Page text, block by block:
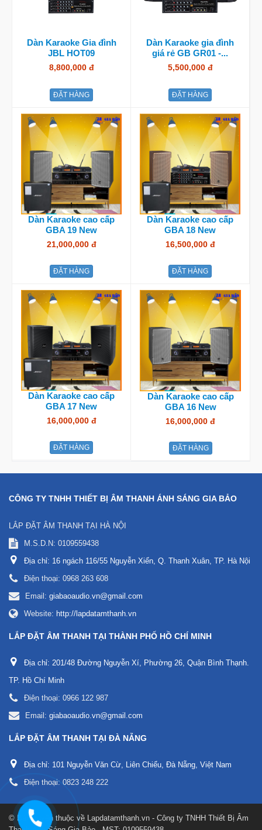
Dàn Karaoke Gia đình
JBL HOT09
8,800,000 đ
ĐẶT HÀNG
Dàn Karaoke gia đình
giá rẻ GB GR01 -...
5,500,000 đ
ĐẶT HÀNG
Dàn Karaoke cao cấp
GBA 19 New
21,000,000 đ
ĐẶT HÀNG
Dàn Karaoke cao cấp
GBA 18 New
16,500,000 đ
ĐẶT HÀNG
Dàn Karaoke cao cấp
GBA 17 New
16,000,000 đ
ĐẶT HÀNG
Dàn Karaoke cao cấp
GBA 16 New
16,000,000 đ
ĐẶT HÀNG
CÔNG TY TNHH THIẾT BỊ ÂM THANH ÁNH SÁNG GIA BẢO
LẮP ĐẶT ÂM THANH TẠI HÀ NỘI
M.S.D.N: 0109559438
Địa chỉ: 16 ngách 116/55 Nguyễn Xiển, Q. Thanh Xuân, TP. Hà Nội
Điện thoại: 0968 263 608
Email: giabaoaudio.vn@gmail.com
Website: http://lapdatamthanh.vn
LẮP ĐẶT ÂM THANH TẠI THÀNH PHỐ HỒ CHÍ MINH
Địa chỉ: 201/48 Đường Nguyễn Xí, Phường 26, Quận Bình Thạnh.
TP. Hồ Chí Minh
Điện thoại: 0966 122 987
Email: giabaoaudio.vn@gmail.com
LẮP ĐẶT ÂM THANH TẠI ĐÀ NẴNG
Địa chỉ: 101 Nguyễn Văn Cừ, Liên Chiểu, Đà Nẵng, Việt Nam
Điện thoại: 0823 248 222
© Bản quyền thuộc về Lapdatamthanh.vn - Công ty TNHH Thiết Bị Âm